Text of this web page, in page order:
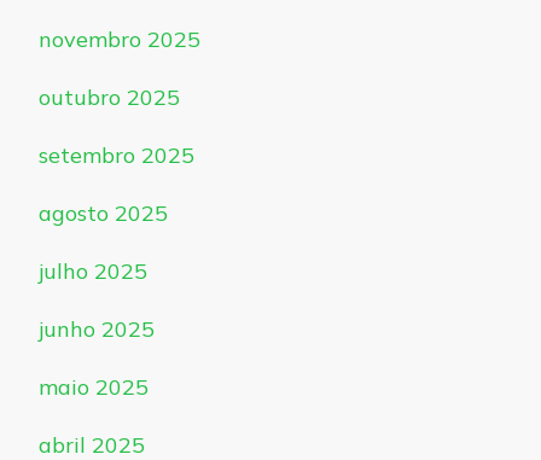
novembro 2025
outubro 2025
setembro 2025
agosto 2025
julho 2025
junho 2025
maio 2025
abril 2025